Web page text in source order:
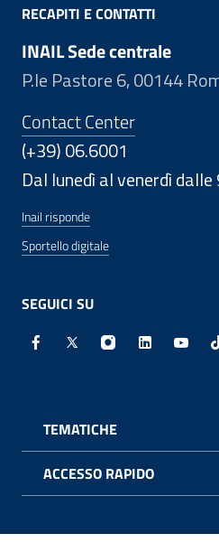
RECAPITI E CONTATTI
INAIL Sede centrale
P.le Pastore 6, 00144
Contact Center
(+39) 06.6001
Dal lunedì al venerdì
Inail risponde
Sportello digitale
SEGUICI SU
Facebook - Sito esterno -
X - Sito esterno -
Instagram -
Linkedin -
TEMATICHE
ACCESSO RAPIDO